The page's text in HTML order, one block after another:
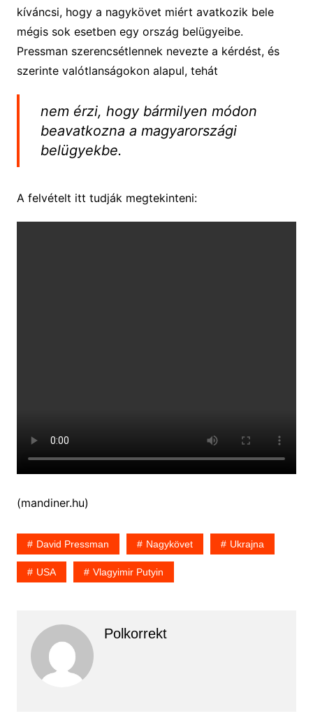
kíváncsi, hogy a nagykövet miért avatkozik bele
mégis sok esetben egy ország belügyeibe.
Pressman szerencsétlennek nevezte a kérdést, és
szerinte valótlanságokon alapul, tehát
nem érzi, hogy bármilyen módon
beavatkozna a magyarországi
belügyekbe.
A felvételt itt tudják megtekinteni:
(mandiner.hu)
David Pressman Nagykövet Ukrajna
USA Vlagyimir Putyin
Polkorrekt